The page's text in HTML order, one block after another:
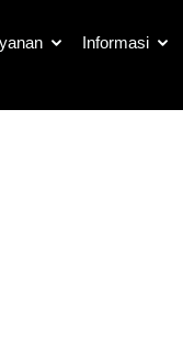
Informasi